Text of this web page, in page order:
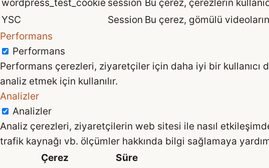
wordpress_test_cookie session Bu çerez, çerezlerin
YSC
Session Bu çerez, gömülü
Performans
Performans
Performans çerezleri, ziyaretçiler için daha iyi bir
analiz etmek için kullanılır.
Analizler
Analizler
Analiz çerezleri, ziyaretçilerin web sitesi ile nasıl
trafik kaynağı vb. ölçümler hakkında bilgi sağlamaya
Çerez
Süre